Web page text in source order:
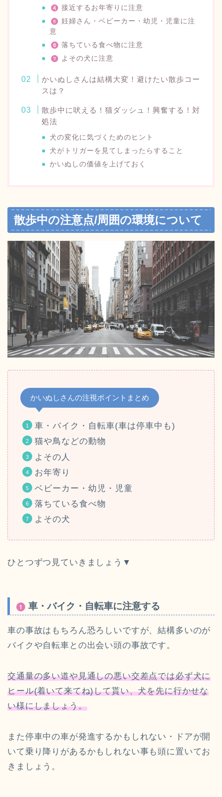
接近するお年寄りに注意
妊婦さん・ベビーカー・幼児・児童に注
意
落ちている食べ物に注意
よその犬に注意
かいぬしさんは結構大変！避けたい散歩コー
スは？
散歩中に吠える！猫ダッシュ！興奮する！対
処法
犬の変化に気づくためのヒント
犬がトリガーを見てしまったらすること
かいぬしの価値を上げておく
散歩中の注意点/周囲の環境について
かいぬしさんの注視ポイントまとめ
車・バイク・自転車(車は停車中も)
猫や鳥などの動物
よその人
お年寄り
ベビーカー・幼児・児童
落ちている食べ物
よその犬
ひとつずつ見ていきましょう▼
車・バイク・自転車に注意する
車の事故はもちろん恐ろしいですが、結構多いのが
バイクや自転車との出会い頭の事故です。
交通量の多い道や見通しの悪い交差点では必ず犬に
ヒール(着いて来てね)して貰い、犬を先に行かせな
い様にしましょう。
また停車中の車が発進するかもしれない・ドアが開
いて乗り降りがあるかもしれない事も頭に置いてお
きましょう。